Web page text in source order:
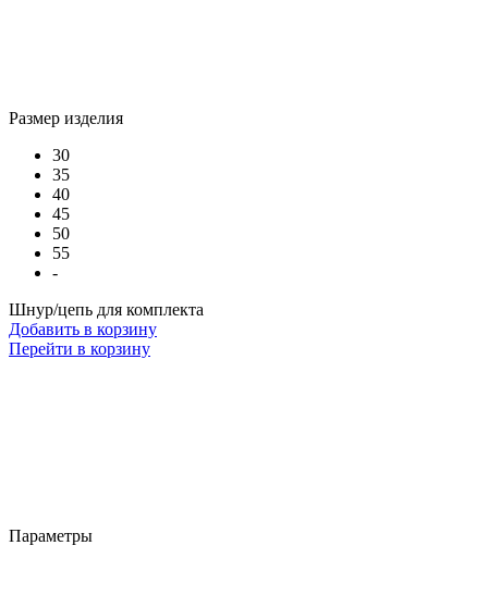
Размер изделия
30
35
40
45
50
55
-
Шнур/цепь для комплекта
Добавить в корзину
Перейти в корзину
Параметры